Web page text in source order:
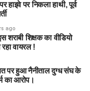
हाइवे पर निकला हाथी, पूर्व
ago
शिक्षक का वीडियो
वायरल !
पर हुआ नैनीताल दुग्ध संघ के
का आरोप।